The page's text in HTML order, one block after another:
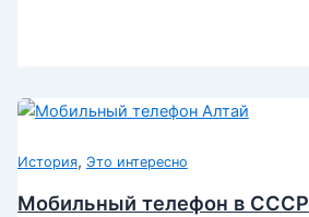
История, Это интересно
Мобильный телефон в СССР